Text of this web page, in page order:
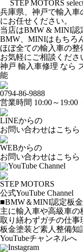
STEP MOTORS
兵庫県、神戸で輸入車
にお任せください。
当店はBMW & MINI認
BMW、MINIはもちろ
ほぼ全ての輸入車の
お気軽にご相談くださ
神戸 輸入車修理 なら
能
0794-86-9888
営業時間 10:00～19:00
LINEからの
お問い合わせはこちら
WEBからの
お問い合わせはこちら
YouTube Channel
STEP MOTORS
公式YouTube Channel
■BMW＆MINI認定板
主に輸入車や高級車の
取り繕わずガチの仕事
板金塗装ど素人整備知
YouTubeチャンネルへ
Instagram